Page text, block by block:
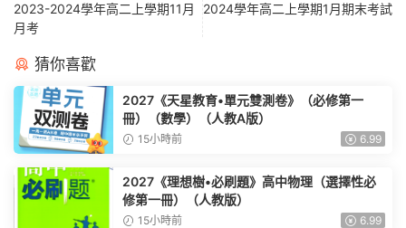
2023-2024學年高二上學期11月
月考
2024學年高二上學期1月期末考試
猜你喜歡
2027《天星教育•單元雙測卷》（必修第一
冊）（數學）（人教A版）
15小時前 6.99
2027《理想樹•必刷題》高中物理（選擇性必
修第一冊）（人教版）
15小時前 6.99